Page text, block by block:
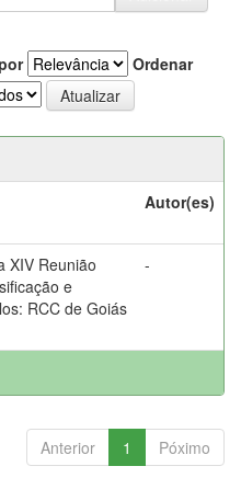
Ordenar
Autor(es)
XIV Reunião
e
RCC de Goiás
-
Anterior 1 Póximo